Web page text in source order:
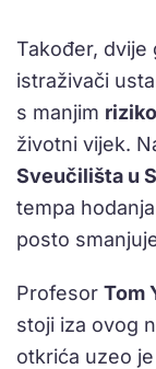
Također, dvije
istraživači
s manjim
životni vijek.
Sveučilišta u
tempa
posto
Profesor Tom
stoji iza ovog
otkrića uzeo